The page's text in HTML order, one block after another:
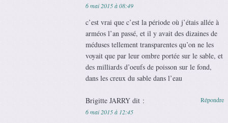
6 mai 2015 à 08:49
c’est vrai que c’est la période où j’étais allée à
arméos l’an passé, et il y avait des dizaines de
méduses tellement transparentes qu’on ne les
voyait que par leur ombre portée sur le sable, et
des milliards d’oeufs de poisson sur le fond,
dans les creux du sable dans l’eau
Brigitte JARRY dit :
6 mai 2015 à 12:45
Répondre